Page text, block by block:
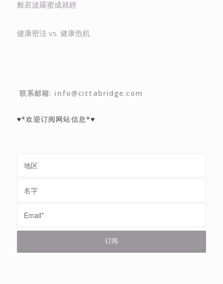
般若波羅蜜成就經
健康密法 vs. 健康危机
联系邮箱: info@cittabridge.com
♥*欢迎订阅网站信息*♥